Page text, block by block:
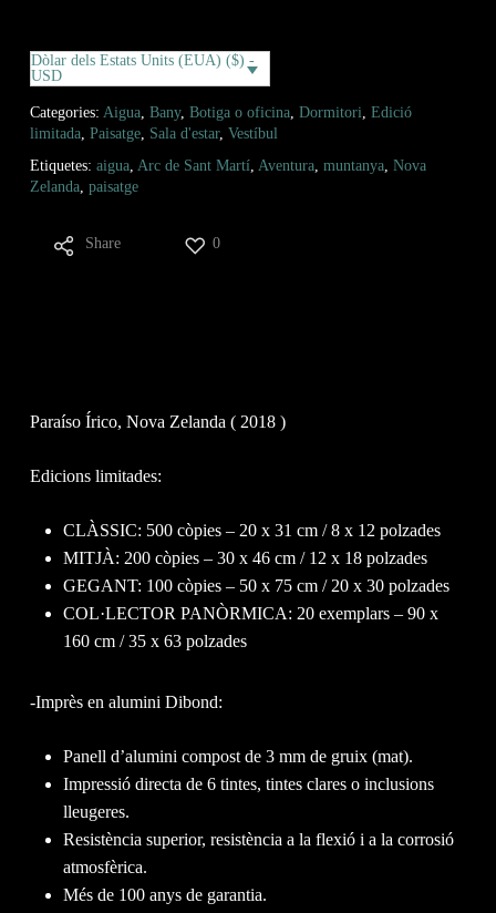
Dòlar dels Estats Units (EUA) ($) -
USD
Categories: Aigua, Bany, Botiga o oficina, Dormitori Edició
limitada, Paisatge, Sala d'estar, Vestíbul
Etiquetes: aigua, Arc de Sant Martí, Aventura, muntanya, Nova
Zelanda, paisatge
Share 0
Paraíso Írico, Nova Zelanda ( 2018 )
Edicions limitades:
CLÀSSIC: 500 còpies – 20 x 31 cm / 8 x 12 polzades
MITJÀ: 200 còpies – 30 x 46 cm / 12 x 18 polzades
GEGANT: 100 còpies – 50 x 75 cm / 20 x 30 polzades
COL·LECTOR PANÒRMICA: 20 exemplars – 90 x
160 cm / 35 x 63 polzades
-Imprès en alumini Dibond:
Panell d’alumini compost de 3 mm de gruix (mat).
Impressió directa de 6 tintes, tintes clares o inclusions
lleugeres.
Resistència superior, resistència a la flexió i a la corrosió
atmosfèrica.
Més de 100 anys de garantia.